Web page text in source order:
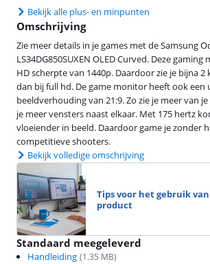
Bekijk alle plus- en minpunten
Omschrijving
Zie meer details in je games met de Samsung
LS34DG850SUXEN OLED Curved. Deze
HD scherpte van 1440p. Daardoor zie je bijna 2
dan bij full hd. De game monitor heeft ook een
beeldverhouding van 21:9. Zo zie je meer van
je meer vensters naast elkaar. Met 175 hertz
vloeiender in beeld. Daardoor game je zonder
competitieve shooters.
Bekijk volledige omschrijving
Tips voor het gebruik
product
Standaard meegeleverd
Handleiding (1.35 MB)